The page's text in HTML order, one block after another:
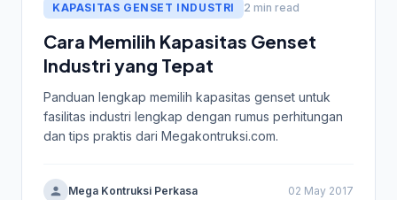
KAPASITAS GENSET INDUSTRI 2 min read
Cara Memilih Kapasitas Genset
Industri yang Tepat
Panduan lengkap memilih kapasitas genset untuk
fasilitas industri lengkap dengan rumus perhitungan
dan tips praktis dari Megakontruksi.com.
Mega Kontruksi Perkasa 02 May 2017